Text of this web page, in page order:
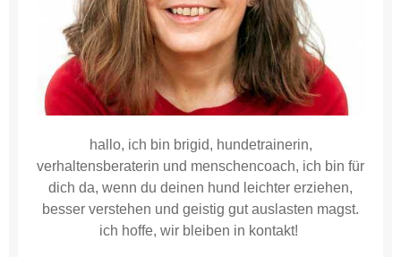
hallo, ich bin brigid, hundetrainerin,
verhaltensberaterin und menschencoach, ich bin für
dich da, wenn du deinen hund leichter erziehen,
besser verstehen und geistig gut auslasten magst.
ich hoffe, wir bleiben in kontakt!